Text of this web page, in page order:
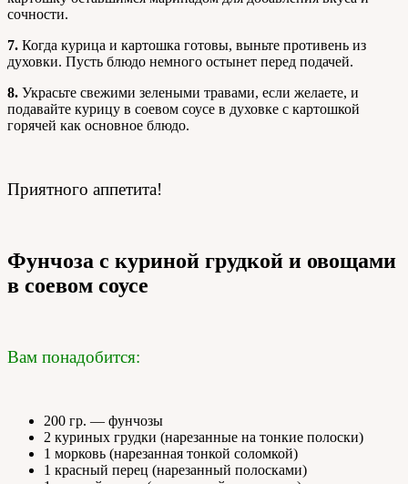
сочности.
7. Когда курица и картошка готовы, выньте противень из
духовки. Пусть блюдо немного остынет перед подачей.
8. Украсьте свежими зелеными травами, если желаете, и
подавайте курицу в соевом соусе в духовке с картошкой
горячей как основное блюдо.
Приятного аппетита!
Фунчоза с куриной грудкой и овощами
в соевом соусе
Вам понадобится:
200 гр. — фунчозы
2 куриных грудки (нарезанные на тонкие полоски)
1 морковь (нарезанная тонкой соломкой)
1 красный перец (нарезанный полосками)